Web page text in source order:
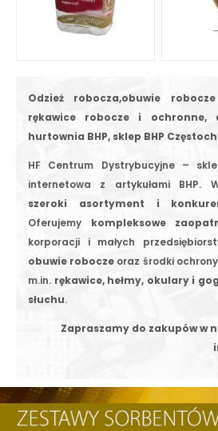
Odzież robocza,obuwie
rękawice robocze i ochronne,
hurtownia BHP, sklep BHP
HF Centrum Dystrybucyjne –
internetowa z artykułami BHP.
szeroki asortyment i
Oferujemy kompleksowe
korporacji i małych
obuwie robocze oraz środki
m.in. rękawice, hełmy, okulary i
słuchu.
Zapraszamy do zakupów w